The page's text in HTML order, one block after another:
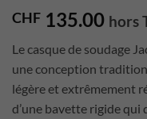
CHF 135.00 hors
Le casque de soudage
une conception
légère et extrêmement
d’une bavette rigide qui